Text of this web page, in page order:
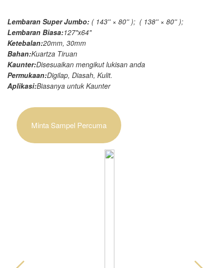
Lembaran Super Jumbo: ( 143'' × 80'' ); ( 138'' × 80'' );
Lembaran Biasa:127"x64"
Ketebalan:20mm, 30mm
Bahan:Kuartza Tiruan
Kaunter:Disesuaikan mengikut lukisan anda
Permukaan:Digilap, Diasah, Kulit.
Aplikasi:Biasanya untuk Kaunter
Minta Sampel Percuma